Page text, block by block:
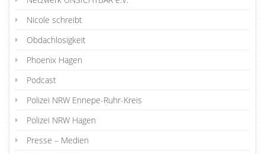
Nicole schreibt
Obdachlosigkeit
Phoenix Hagen
Podcast
Polizei NRW Ennepe-Ruhr-Kreis
Polizei NRW Hagen
Presse – Medien